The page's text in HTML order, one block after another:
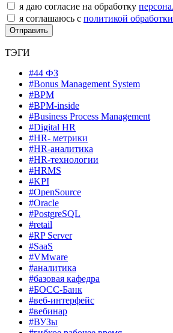
я даю согласие на обработку
я соглашаюсь с политикой
ТЭГИ
#44 ФЗ
#Bonus Management System
#BPM
#BPM-inside
#Business Process Management
#Digital HR
#HR- метрики
#HR-аналитика
#HR-технологии
#HRMS
#KPI
#OpenSource
#Oracle
#PostgreSQL
#retail
#RP Server
#SaaS
#VMware
#аналитика
#базовая кафедра
#БОСС-Банк
#веб-интерфейс
#вебинар
#ВУЗы